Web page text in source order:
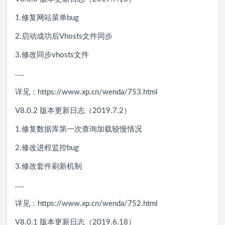
1.修复网站菜单bug
2.启动成功后Vhosts文件同步
3.修改同步vhosts文件
…..
详见：https://www.xp.cn/wenda/753.html
V8.0.2 版本更新日志（2019.7.2）
1.修复数据库第一次查询加载较慢情况
2.修改进程监控bug
3.修改套件刷新机制
…..
详见：https://www.xp.cn/wenda/752.html
V8.0.1 版本更新日志（2019.6.18）